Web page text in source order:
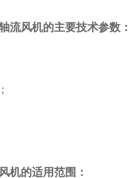
流风机的主要技术参数：
机的适用范围：